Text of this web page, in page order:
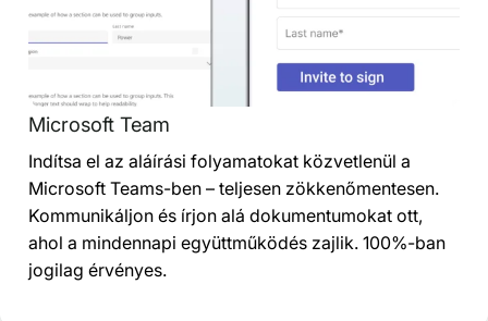
Microsoft Team
Indítsa el az aláírási folyamatokat közvetlenül a
Microsoft Teams-ben – teljesen zökkenőmentesen.
Kommunikáljon és írjon alá dokumentumokat ott,
ahol a mindennapi együttműködés zajlik. 100%-ban
jogilag érvényes.